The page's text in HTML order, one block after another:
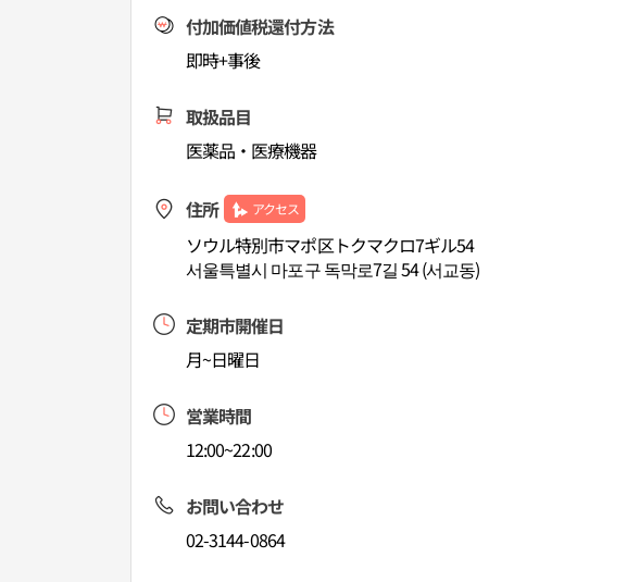
付加価値税還付方法
即時+事後
取扱品目
医薬品・医療機器
住所 アクセス
ソウル特別市マポ区トクマクロ7ギル54
서울특별시 마포구 독막로7길 54 (서교동)
定期市開催日
月~日曜日
営業時間
12:00~22:00
お問い合わせ
02-3144-0864